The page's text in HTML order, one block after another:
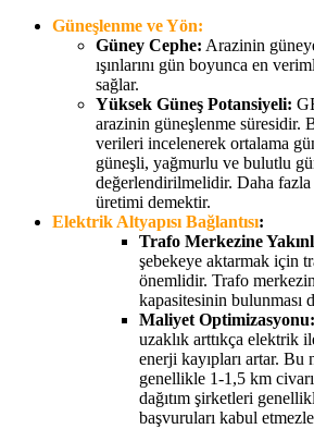
Güneşlenme ve Yön:
Güney Cephe: Arazinin
ışınlarını gün boyunca en
sağlar.
Yüksek Güneş Potansiyeli:
arazinin güneşlenme süresidir.
verileri incelenerek ortalama
güneşli, yağmurlu ve bulutlu
değerlendirilmelidir. Daha fazla
üretimi demektir.
Elektrik Altyapısı Bağlantısı:
Trafo Merkezine
şebekeye aktarmak için
önemlidir. Trafo
kapasitesinin bulunması
Maliyet Optimizasyonu:
uzaklık arttıkça elektrik
enerji kayıpları artar. Bu
genellikle 1-1,5 km
dağıtım şirketleri
başvuruları kabul